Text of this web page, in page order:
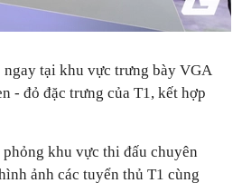
ngay tại khu vực trưng bày VGA
- đỏ đặc trưng của T1, kết hợp
khu vực thi đấu chuyên
ảnh các tuyển thủ T1 cùng